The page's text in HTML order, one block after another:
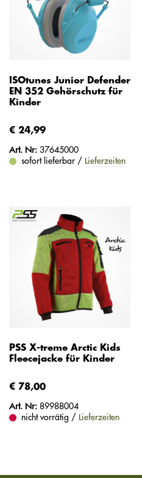
ISOtunes Junior Defender
EN 352 Gehörschutz für
Kinder
€ 24,99
Art. Nr: 37645000
sofort lieferbar / Lieferzeiten
PSS X-treme Arctic Kids
Fleecejacke für Kinder
€ 78,00
Art. Nr: 89988004
nicht vorrätig / Lieferzeiten